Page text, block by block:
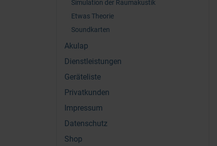
Simulation der Raumakustik
Etwas Theorie
Soundkarten
Akulap
Dienstleistungen
Geräteliste
Privatkunden
Impressum
Datenschutz
Shop